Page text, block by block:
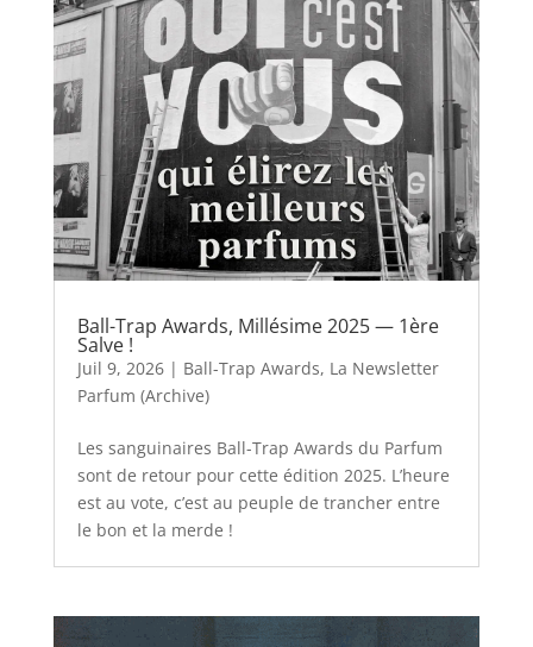
Ball-Trap Awards, Millésime 2025 — 1ère
Salve !
Juil 9, 2026| Ball-Trap Awards, La Newsletter
Parfum (Archive)
Les sanguinaires Ball-Trap Awards du Parfum
sont de retour pour cette édition 2025. L’heure
est au vote, c’est au peuple de trancher entre
le bon et la merde !